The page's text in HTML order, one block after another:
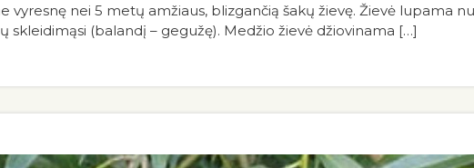
vyresnę nei 5 metų amžiaus, blizgančią šakų žievę. Žievė lupama
skleidimąsi (balandį – gegužę). Medžio žievė džiovinama […]